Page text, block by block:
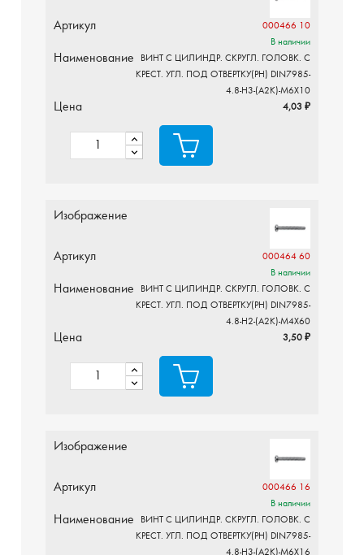
Артикул
000466 10
В наличии
Наименование
ВИНТ С ЦИЛИНДР. СКРУГЛ. ГОЛОВК. С
КРЕСТ. УГЛ. ПОД ОТВЕРТКУ(PH) DIN7985-
4.8-H3-(A2K)-M6X10
Цена 4,03 ₽
Изображение
Артикул
000464 60
В наличии
Наименование
ВИНТ С ЦИЛИНДР. СКРУГЛ. ГОЛОВК. С
КРЕСТ. УГЛ. ПОД ОТВЕРТКУ(PH) DIN7985-
4.8-H2-(A2K)-M4X60
Цена 3,50 ₽
Изображение
Артикул
000466 16
В наличии
Наименование
ВИНТ С ЦИЛИНДР. СКРУГЛ. ГОЛОВК. С
КРЕСТ. УГЛ. ПОД ОТВЕРТКУ(PH) DIN7985-
4.8-H3-(A2K)-M6X16